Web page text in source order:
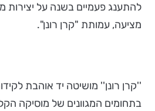
להתענג פעמיים בשנה על יצירות
מציעה, עמותת "קרן רונן".
''קרן רונן'' מושיטה יד אוהבת
בתחומים המגוונים של מוסיקה